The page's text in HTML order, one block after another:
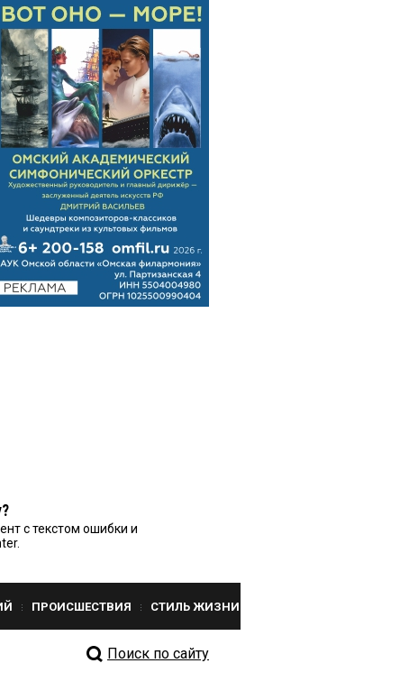
с текстом ошибки и
ПРОИСШЕСТВИЯ СТИЛЬ ЖИЗНИ
Поиск по сайту